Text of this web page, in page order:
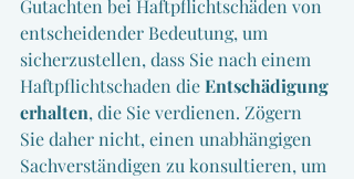
Gutachten bei Haftpflichtschäden von
entscheidender Bedeutung, um
sicherzustellen, dass Sie nach einem
Haftpflichtschaden die Entschädigung
erhalten, die Sie verdienen. Zögern
Sie daher nicht, einen unabhängigen
Sachverständigen zu konsultieren, um